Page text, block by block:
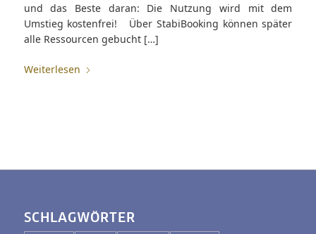
und das Beste daran: Die Nutzung wird mit dem
Umstieg kostenfrei! Über StabiBooking können später
alle Ressourcen gebucht […]
Weiterlesen
SCHLAGWÖRTER